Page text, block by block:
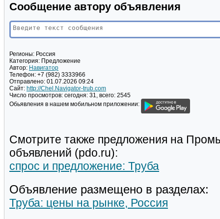
Сообщение автору объявления
Регионы: Россия
Категория: Предложение
Автор: Навигатор
Телефон: +7 (982) 3333966
Отправлено: 01.07.2026 09:24
Сайт: http://Chel.Navigator-trub.com
Число просмотров: сегодня: 31, всего: 2545
Обьявления в нашем мобильном приложении:
Смотрите также предложения на
объявлений (pdo.ru):
спрос и предложение: Труба
Объявление размещено в разделах:
Труба: цены на рынке, Россия